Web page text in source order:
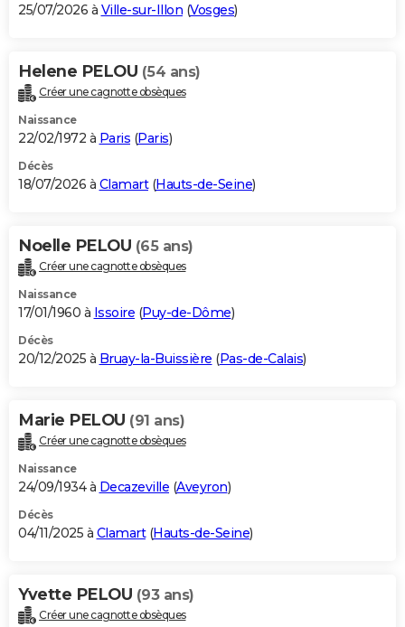
BONS PLANS
Carte de Noël
Carte Bonne année
Carte Saint-Valentin
Carte Pâques
Carte d'anniversaire
DICTIONNAIRE
Dictionnaire
Biographies
Citations
Expressions
Proverbes
PROGRAMME TV
S'inscrire
Se connecter
Lycées
Collèges
Primaires
Universités
Entreprises
Service militaire
Avis de recherche
AVIS DE DÉCÈS
Bricolage
Lifestyle
Culture
Sport
Auto
Television
Voyage
Cinema
25/07/2026 à Ville-sur-Illon (Vosges)
Helene PELOU (54 ans)
Créer une cagnotte obsèques
Naissance
22/02/1972 à Paris (Paris)
Décès
18/07/2026 à Clamart(Hauts-de-Seine)
Noelle PELOU (65 ans)
Créer une cagnotte obsèques
Naissance
17/01/1960 à Issoire (Puy-de-Dôme)
Décès
20/12/2025 à Bruay-la-Buissière (Pas-de-Calais)
Marie PELOU (91 ans)
Créer une cagnotte obsèques
Naissance
24/09/1934 à Decazeville (Aveyron)
Décès
04/11/2025 à Clamart(Hauts-de-Seine)
Yvette PELOU (93 ans)
Créer une cagnotte obsèques